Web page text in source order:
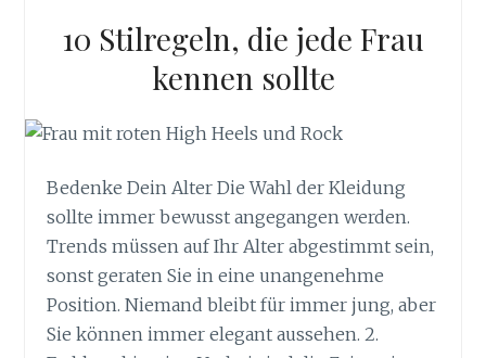
10 Stilregeln, die jede Frau
kennen sollte
Bedenke Dein Alter Die Wahl der Kleidung
sollte immer bewusst angegangen werden.
Trends müssen auf Ihr Alter abgestimmt sein,
sonst geraten Sie in eine unangenehme
Position. Niemand bleibt für immer jung, aber
Sie können immer elegant aussehen. 2.